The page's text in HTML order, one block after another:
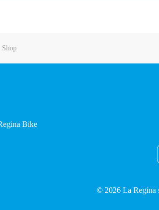
Shop
© 2026 La Regina